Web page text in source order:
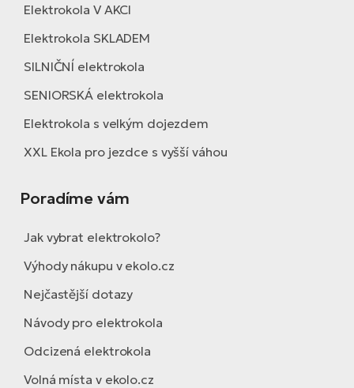
Elektrokola V AKCI
Elektrokola SKLADEM
SILNIČNÍ elektrokola
SENIORSKÁ elektrokola
Elektrokola s velkým dojezdem
XXL Ekola pro jezdce s vyšší váhou
Poradíme vám
Jak vybrat elektrokolo?
Výhody nákupu v ekolo.cz
Nejčastější dotazy
Návody pro elektrokola
Odcizená elektrokola
Volná místa v ekolo.cz